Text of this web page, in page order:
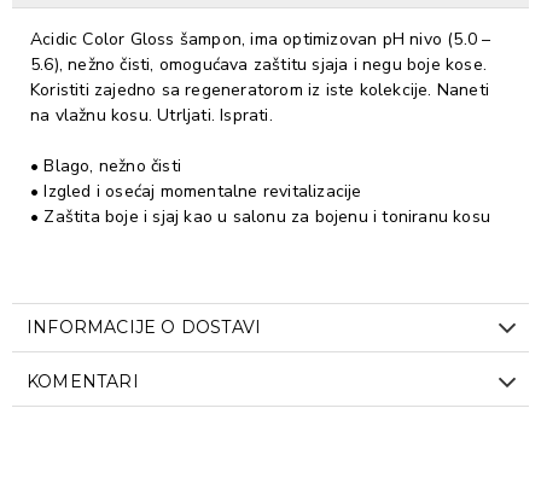
Acidic Color Gloss šampon, ima optimizovan pH nivo (5.0 –
5.6), nežno čisti, omogućava zaštitu sjaja i negu boje kose.
Koristiti zajedno sa regeneratorom iz iste kolekcije. Naneti
na vlažnu kosu. Utrljati. Isprati.
• Blago, nežno čisti
• Izgled i osećaj momentalne revitalizacije
• Zaštita boje i sjaj kao u salonu za bojenu i toniranu kosu
INFORMACIJE O DOSTAVI
KOMENTARI